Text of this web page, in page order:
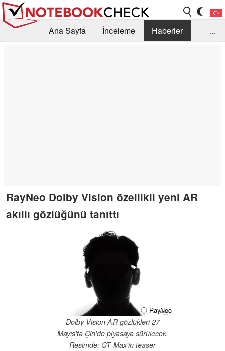
Ana Sayfa İnceleme
Haberler
...
RayNeo Dolby Vision özellikli yeni AR
akıllı gözlüğünü tanıttı
ⓘ RayNeo
Dolby Vision AR gözlükleri 27
Mayıs'ta Çin'de piyasaya sürülecek.
Resimde: GT Max'in teaser